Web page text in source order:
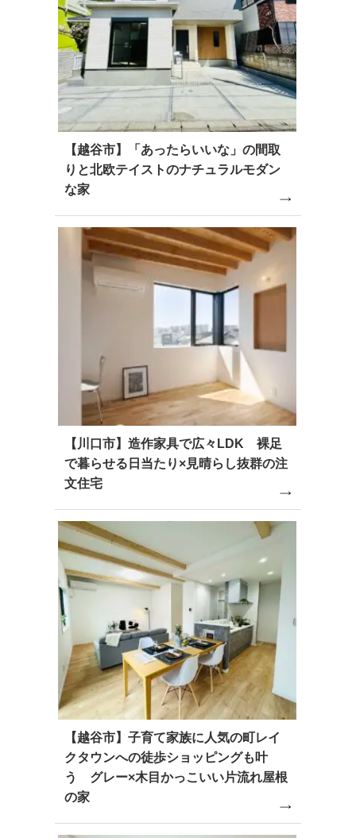
【越谷市】「あったらいいな」の間取
りと北欧テイストのナチュラルモダン
な家
【川口市】造作家具で広々LDK 裸足
で暮らせる日当たり×見晴らし抜群の注
文住宅
【越谷市】子育て家族に人気の町レイ
クタウンへの徒歩ショッピングも叶
う グレー×木目かっこいい片流れ屋根
の家